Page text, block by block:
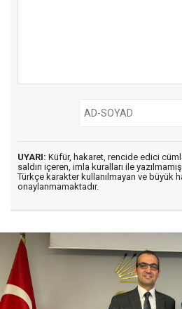
UYARI: Küfür, hakaret, rencide edici
saldırı içeren, imla kuralları ile
Türkçe karakter kullanılmayan ve büyük
onaylanmamaktadır.